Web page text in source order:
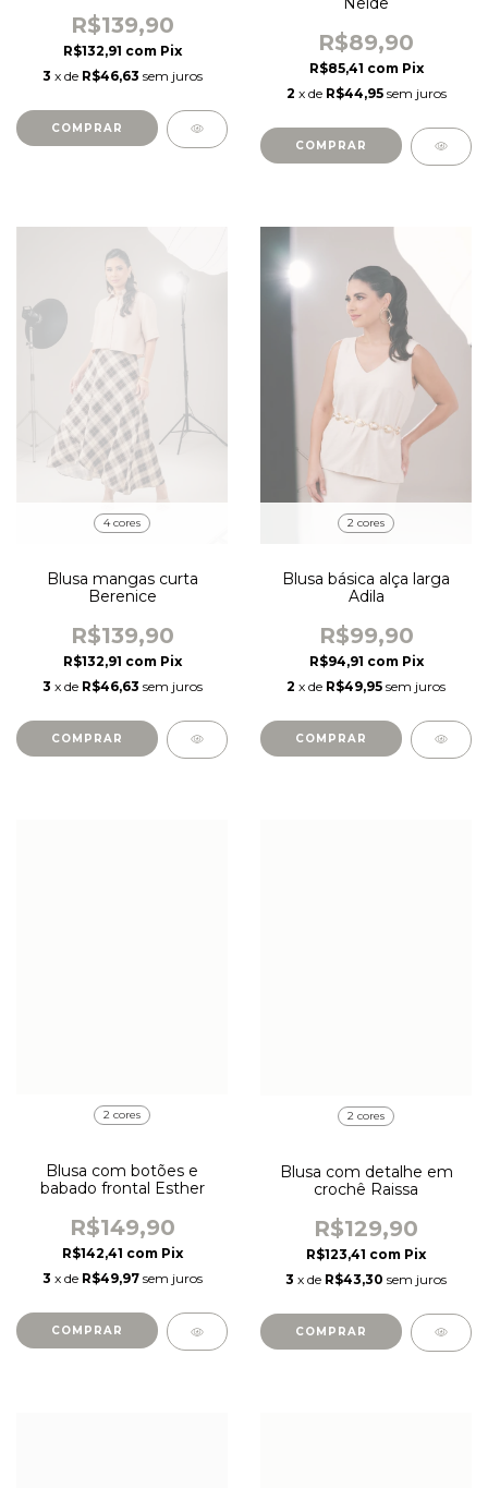
R$139,90
R$132,91 com Pix
3 x de R$46,63 sem juros
COMPRAR
R$89,90
R$85,41 com Pix
2 x de R$44,95 sem juros
COMPRAR
4 cores
Blusa mangas curta
Berenice
R$139,90
R$132,91 com Pix
3 x de R$46,63 sem juros
COMPRAR
2 cores
Blusa básica alça larga
Adila
R$99,90
R$94,91 com Pix
2 x de R$49,95 sem juros
COMPRAR
2 cores
Blusa com botões e
babado frontal Esther
R$149,90
R$142,41 com Pix
3 x de R$49,97 sem juros
COMPRAR
2 cores
Blusa com detalhe em
crochê Raissa
R$129,90
R$123,41 com Pix
3 x de R$43,30 sem juros
COMPRAR